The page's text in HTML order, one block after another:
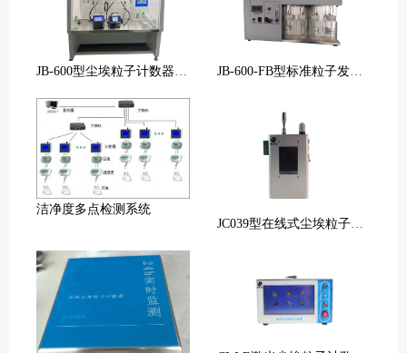
洁净度多点检测系统
JC039型在线式尘埃粒子计数器